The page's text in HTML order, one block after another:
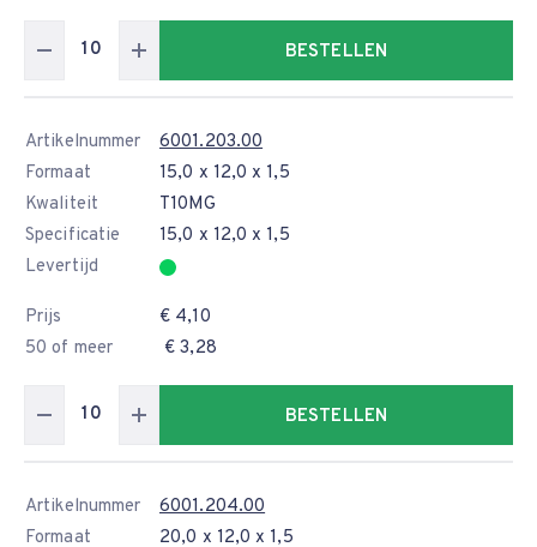
BESTELLEN
Artikelnummer
6001.203.00
Formaat
15,0 x 12,0 x 1,5
Kwaliteit
T10MG
Specificatie
15,0 x 12,0 x 1,5
Levertijd
Prijs
€ 4,10
50 of meer
€ 3,28
BESTELLEN
Artikelnummer
6001.204.00
Formaat
20,0 x 12,0 x 1,5